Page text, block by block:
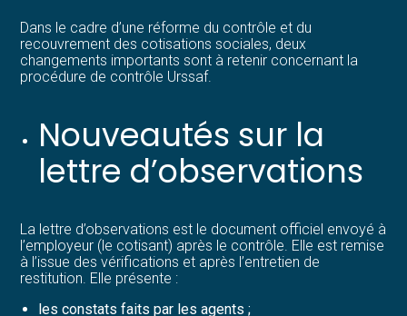
Dans le cadre d’une réforme du contrôle et du
recouvrement des cotisations sociales, deux
changements importants sont à retenir concernant la
procédure de contrôle Urssaf.
Nouveautés sur la
lettre d’observations
La lettre d’observations est le document officiel envoyé à
l’employeur (le cotisant) après le contrôle. Elle est remise
à l’issue des vérifications et après l’entretien de
restitution. Elle présente :
les constats faits par les agents ;